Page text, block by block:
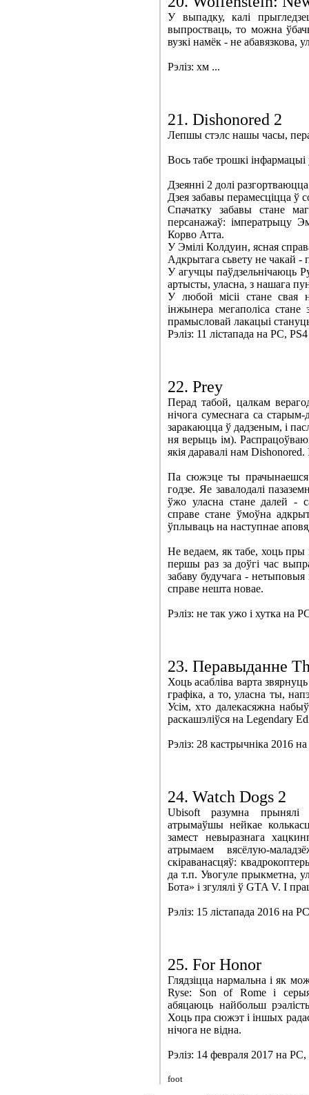
У выпадку, калі
выпростваць, то можна
вузкі намёк - не абавязкова,
Рэліз: хм ...
21. Dishonored 2
Лепшы стэлс нашы часы,
Вось табе трошкі
Дзеянні 2 долі
Дзея забавы перамесціцца ў
Спачатку забавы стане
персанажаў: імператрыцу
Корво Атта.
У Эмілі Колдуин, ясная
Адкрытага сьвету не чакай -
У агучцы паўдзельнічаюць
артысты, уласна, з нашага
У любой місіі стане свая
інжынера мегаполіса
прамысловай лакацыі
Рэліз: 11 лістапада на PC,
22. Prey
Перад табой, цалкам
нічога сумеснага са
заракаюцца ў дадзеным, і
ня верыць ім).
якія даравалі нам
Па сюжэце ты прачынаешся
годзе. Яе завалодалі
ўжо уласна стане далей -
справе стане ўмоўна
ўплываць на наступнае
Не ведаем, як табе, хоць пры
першы раз за доўгі час
забаву будучага -
справе нешта новае.
Рэліз: не так ужо і хутка на
23. Перавыданне
Хоць асабліва варта
графіка, а то, уласна ты,
Усім, хто далекасяжна
раскашэліўся на Legendary
Рэліз: 28 кастрычніка 2016
24. Watch Dogs 2
Ubisoft разумна прынялі
атрымаўшы нейкае
замест невыразнага
атрымаем вясёлую-
скіраванасцяў:
да т.п. Увогуле прыкметна,
Бота» і згулялі ў GTA V. І
Рэліз: 15 лістапада 2016 на
25. For Honor
Глядзіцца нармальна і як
Ryse: Son of Rome і
абяцаюць найбольш
Хоць пра сюжэт і іншых
нічога не відна.
Рэліз: 14 февраля 2017 на
foot